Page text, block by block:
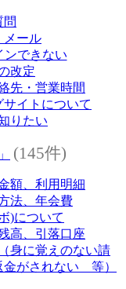
問
メール
ンできない
改定
先・営業時間
イトについて
りたい
(145件)
額、利用明細
法、年会費
)について
高、引落口座
身に覚えのない請
金がされない 等）